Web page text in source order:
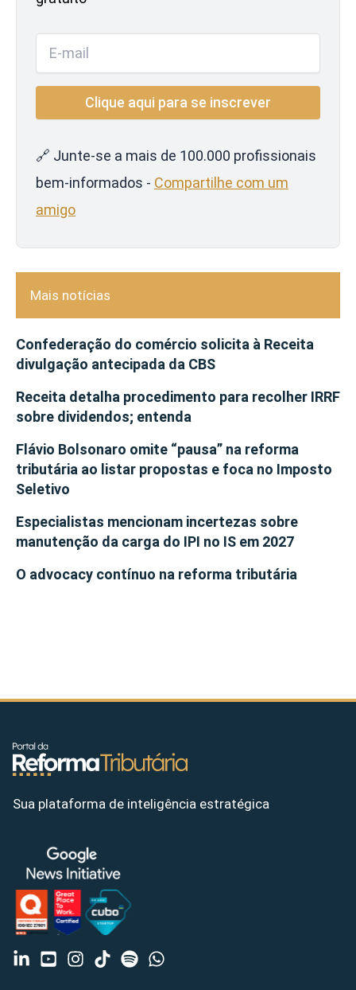
🔗 Junte-se a mais de 100.000 profissionais
bem-informados - Compartilhe com um
amigo
Mais notícias
Confederação do comércio solicita à Receita
divulgação antecipada da CBS
Receita detalha procedimento para recolher IRRF
sobre dividendos; entenda
Flávio Bolsonaro omite “pausa” na reforma
tributária ao listar propostas e foca no Imposto
Seletivo
Especialistas mencionam incertezas sobre
manutenção da carga do IPI no IS em 2027
O advocacy contínuo na reforma tributária
Sua plataforma de inteligência estratégica